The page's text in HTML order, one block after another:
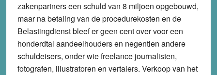
zakenpartners een schuld van 8 miljoen opgebouwd,
maar na betaling van de procedurekosten en de
Belastingdienst bleef er geen cent over voor een
honderdtal aandeelhouders en negentien andere
schuldeisers, onder wie freelance journalisten,
fotografen, illustratoren en vertalers. Verkoop van het